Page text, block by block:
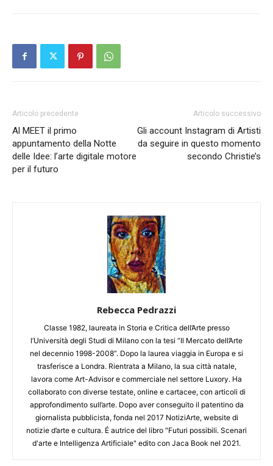
Articolo precedente
Al MEET il primo
appuntamento della Notte
delle Idee: l’arte digitale motore
per il futuro
Articolo successivo
Gli account Instagram di Artisti
da seguire in questo momento
secondo Christie’s
Rebecca Pedrazzi
Classe 1982, laureata in Storia e Critica dell’Arte presso
l’Università degli Studi di Milano con la tesi “Il Mercato dell’Arte
nel decennio 1998-2008”. Dopo la laurea viaggia in Europa e si
trasferisce a Londra. Rientrata a Milano, la sua città natale,
lavora come Art-Advisor e commerciale nel settore Luxory. Ha
collaborato con diverse testate, online e cartacee, con articoli di
approfondimento sull’arte. Dopo aver conseguito il patentino da
giornalista pubblicista, fonda nel 2017 NotiziArte, website di
notizie d’arte e cultura. É autrice del libro "Futuri possibili. Scenari
d'arte e Intelligenza Artificiale" edito con Jaca Book nel 2021.